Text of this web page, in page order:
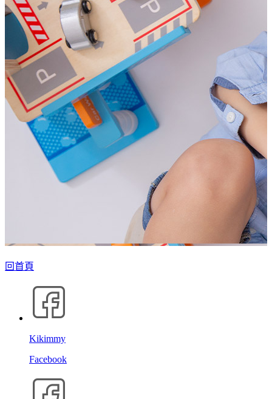
回首頁
Kikimmy
Facebook